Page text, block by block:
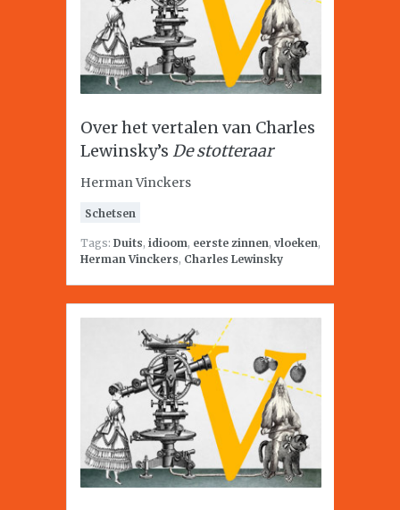
Over het vertalen van Charles
Lewinsky’s De stotteraar
Herman Vinckers
Schetsen
Tags: Duits, idioom, eerste zinnen, vloeken,
Herman Vinckers, Charles Lewinsky